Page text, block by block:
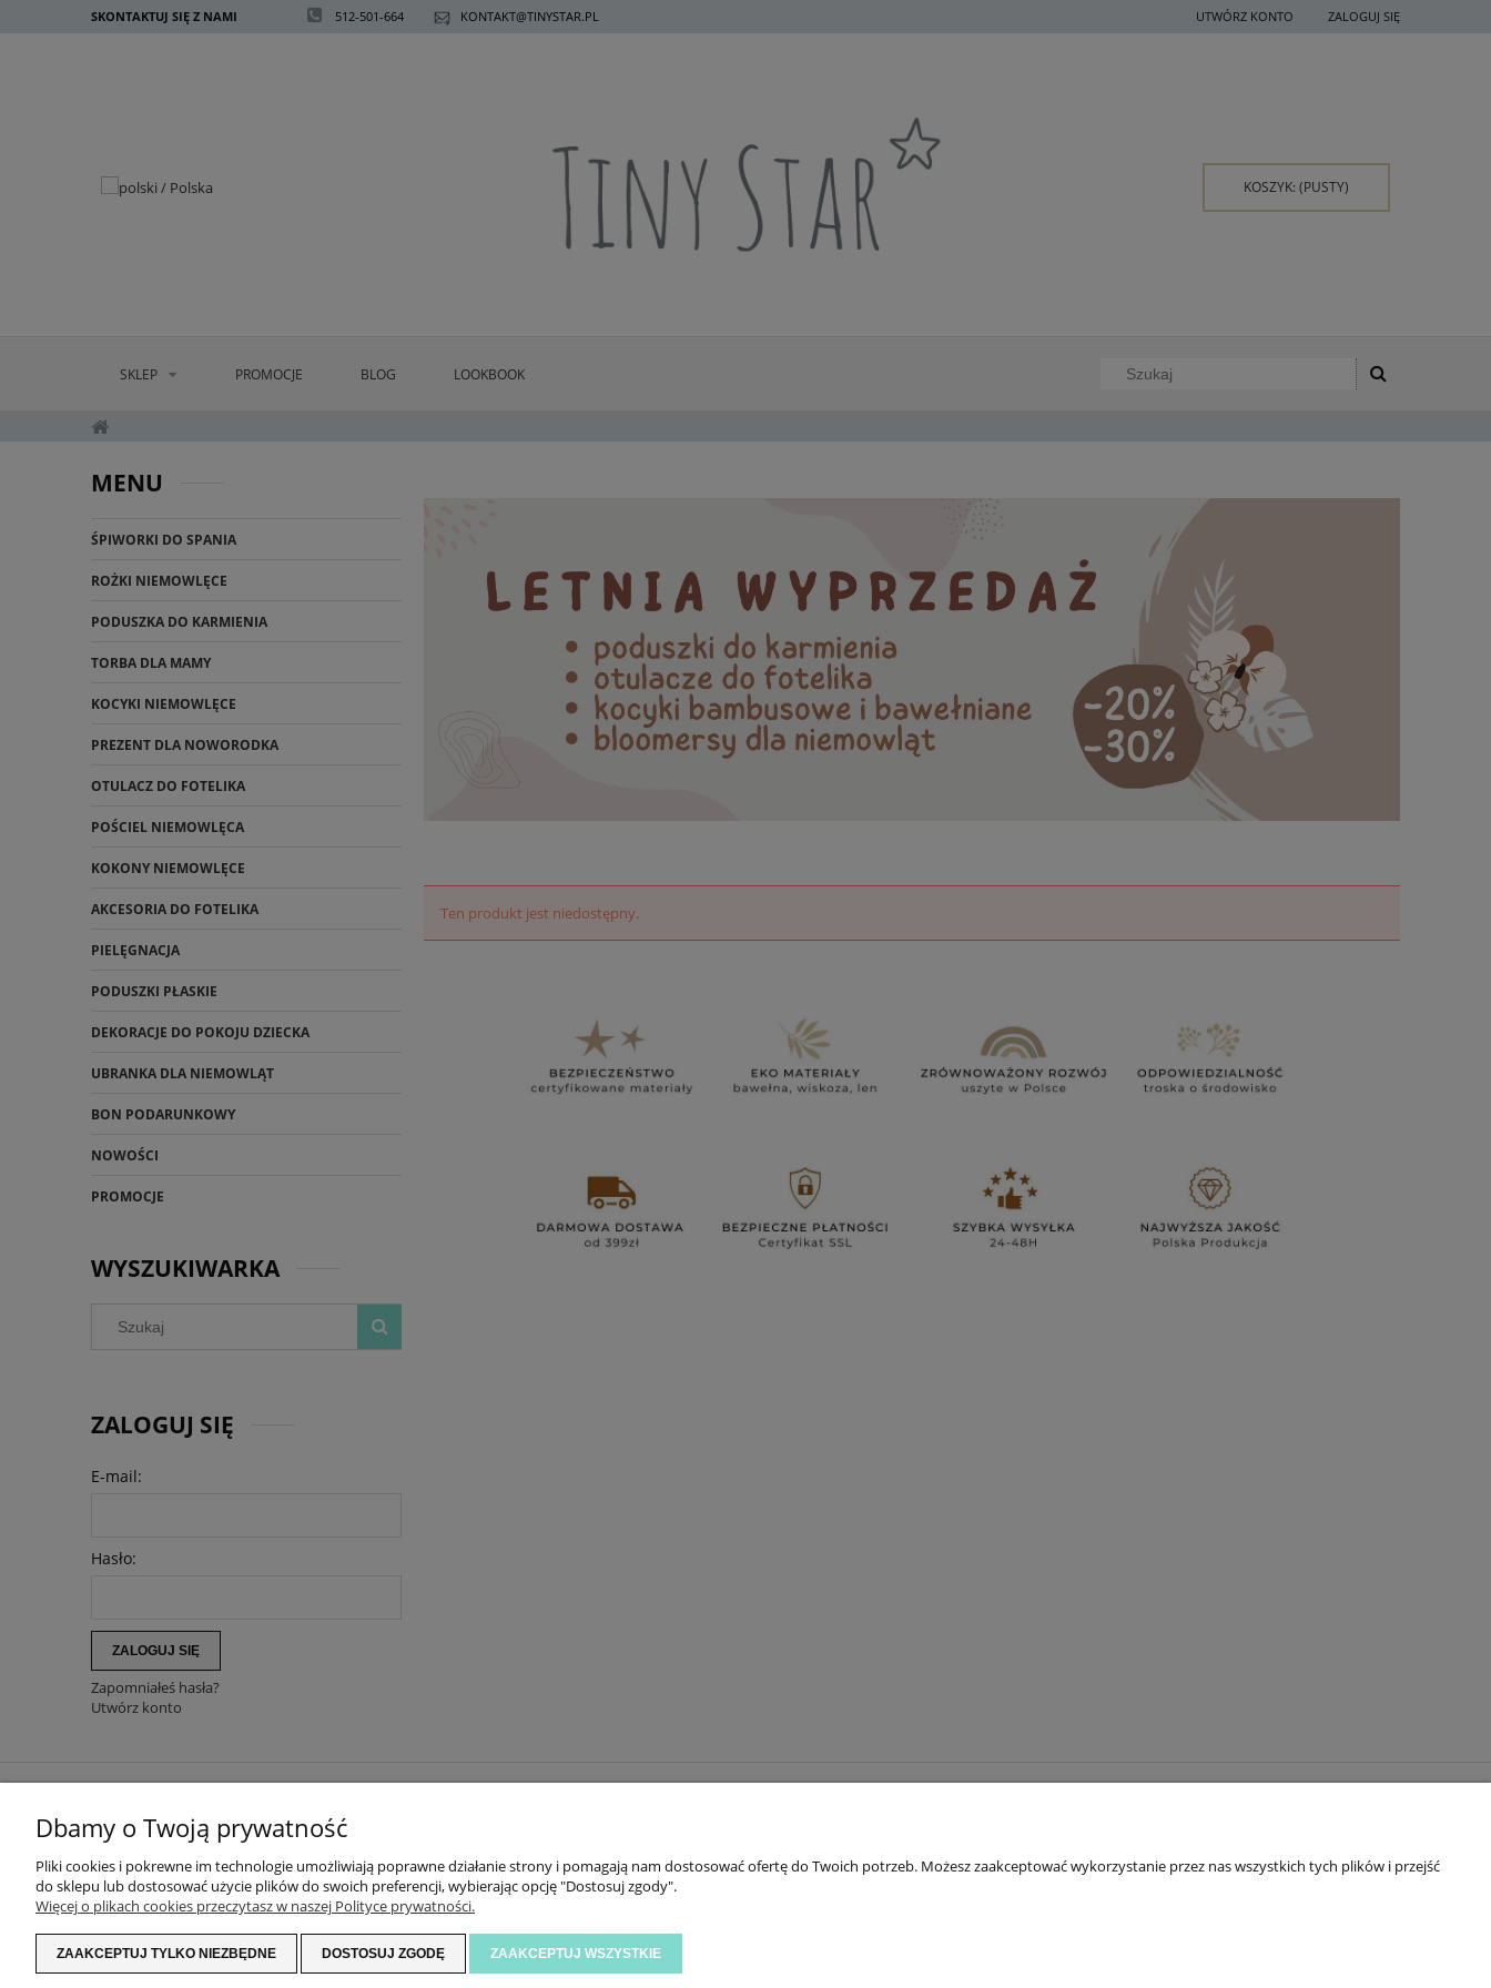
SKONTAKTUJ SIĘ Z NAMI 512-501-664 KONTAKT@TINYSTAR.PL UTWÓRZ KONTO ZALOGUJ SIĘ
KOSZYK: (PUSTY)
SKLEP PROMOCJE BLOG LOOKBOOK
MENU
ŚPIWORKI DO SPANIA
ROŻKI NIEMOWLĘCE
PODUSZKA DO KARMIENIA
TORBA DLA MAMY
KOCYKI NIEMOWLĘCE
PREZENT DLA NOWORODKA
OTULACZ DO FOTELIKA
POŚCIEL NIEMOWLĘCA
KOKONY NIEMOWLĘCE
AKCESORIA DO FOTELIKA
PIELĘGNACJA
PODUSZKI PŁASKIE
DEKORACJE DO POKOJU DZIECKA
UBRANKA DLA NIEMOWLĄT
BON PODARUNKOWY
NOWOŚCI
PROMOCJE
WYSZUKIWARKA
ZALOGUJ SIĘ
E-mail:
Hasło:
ZALOGUJ SIĘ
Zapomniałeś hasła?
Utwórz konto
Ten produkt jest niedostępny.
DOKONAJ ZWROTU
DOSTAWA I PŁATNOŚĆ
ZWROTY I REKLAMACJE
POLITYKA PRYWATNOŚCI
O TINY STAR
OPINIE I NAGRODY
INSTAGRAM
Dbamy o Twoją prywatność
Pliki cookies i pokrewne im technologie umożliwiają poprawne działanie strony i pomagają nam dostosować ofertę do Twoich potrzeb. Możesz zaakceptować wykorzystanie przez nas wszystkich tych plików i przejść
do sklepu lub dostosować użycie plików do swoich preferencji, wybierając opcję "Dostosuj zgody".
Więcej o plikach cookies przeczytasz w naszej Polityce prywatności.
ZAAKCEPTUJ TYLKO NIEZBĘDNE DOSTOSUJ ZGODĘ ZAAKCEPTUJ WSZYSTKIE